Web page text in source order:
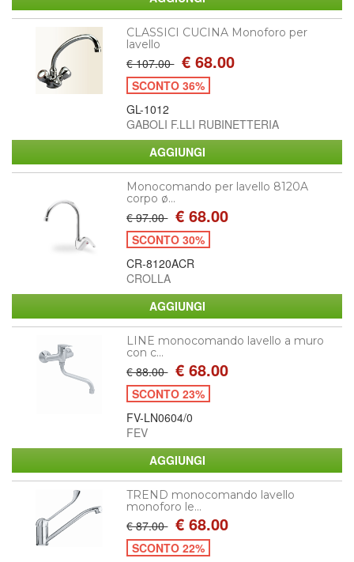
CLASSICI CUCINA Monoforo per
lavello
€ 107.00 € 68.00
SCONTO 36%
GL-1012
GABOLI F.LLI RUBINETTERIA
Monocomando per lavello 8120A
corpo ø...
€ 97.00 € 68.00
SCONTO 30%
CR-8120ACR
CROLLA
LINE monocomando lavello a muro
con c...
€ 88.00 € 68.00
SCONTO 23%
FV-LN0604/0
FEV
TREND monocomando lavello
monoforo le...
€ 87.00 € 68.00
SCONTO 22%